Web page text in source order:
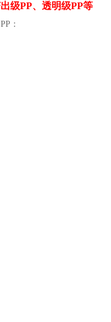
级PP、透明级PP等
：